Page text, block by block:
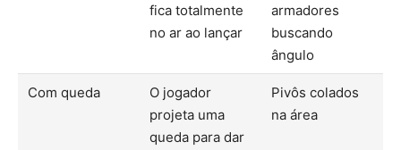
fica totalmente
no ar ao lançar
armadores
buscando
ângulo
Com queda
O jogador
projeta uma
queda para dar
Pivôs colados
na área